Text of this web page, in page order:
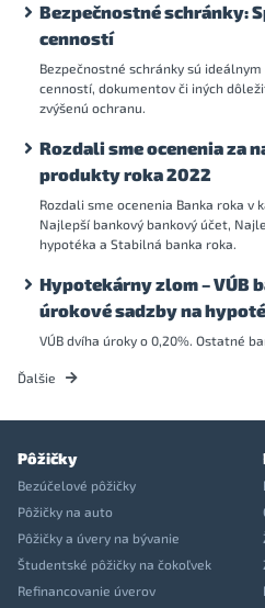
Bezpečnostné schránky:
cenností
Bezpečnostné schránky sú
cenností, dokumentov či iných
zvýšenú ochranu.
Rozdali sme ocenenia za
produkty roka 2022
Rozdali sme ocenenia Banka roka v
Najlepší bankový bankový účet,
hypotéka a Stabilná banka roka.
Hypotekárny zlom – VÚB
úrokové sadzby na
VÚB dvíha úroky o 0,20%. Ostatné
Ďalšie
Pôžičky
Bezúčelové pôžičky
Pôžičky na auto
Pôžičky a úvery na bývanie
Študentské pôžičky na čokoľvek
Refinancovanie úverov